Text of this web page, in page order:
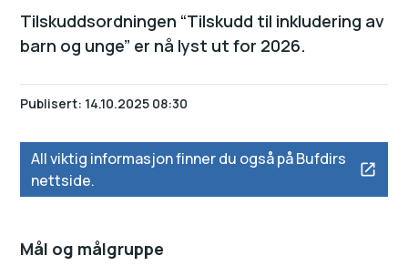
Tilskuddsordningen “Tilskudd til inkludering av
barn og unge” er nå lyst ut for 2026.
Publisert 14.10.2025 08:30
All viktig informasjon finner du også på Bufdirs
nettside.
Mål og målgruppe